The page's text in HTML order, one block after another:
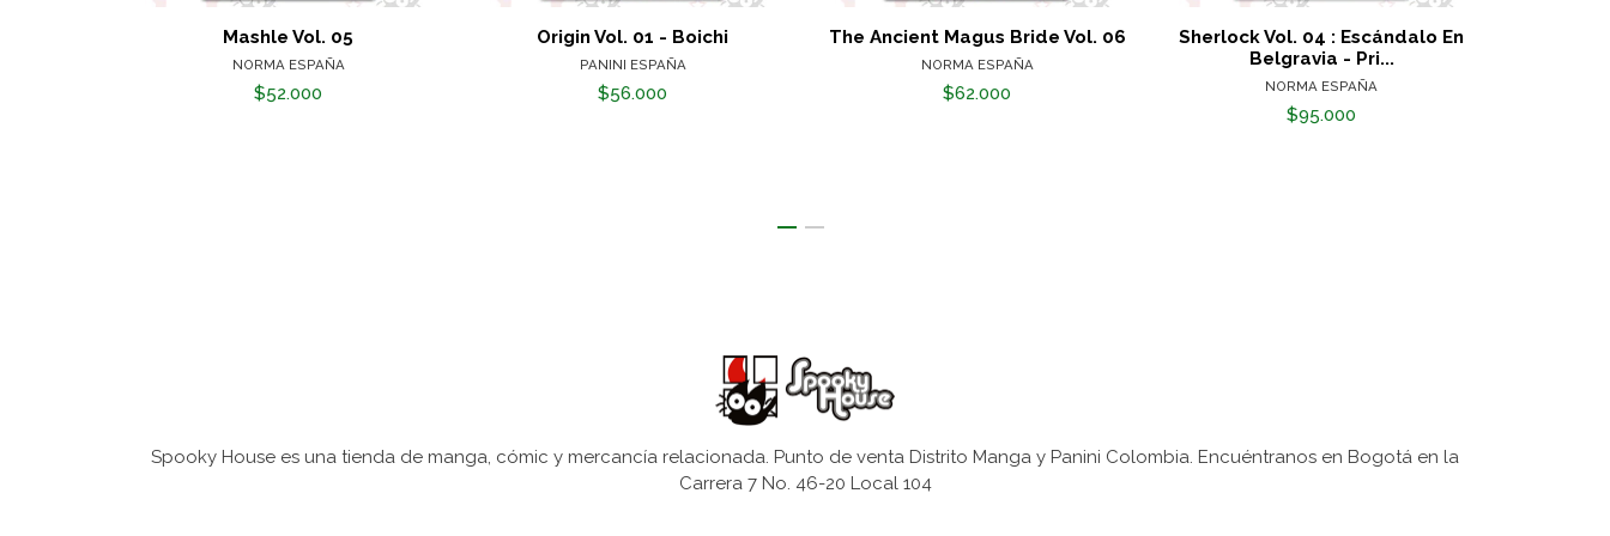
Mashle Vol. 05
NORMA ESPAÑA
$52.000
Origin Vol. 01 - Boichi
PANINI ESPAÑA
$56.000
The Ancient Magus Bride Vol. 06
NORMA ESPAÑA
$62.000
Sherlock Vol. 04 : Escándalo En
Belgravia - Pri...
NORMA ESPAÑA
$95.000
Spooky House es una tienda de manga, cómic y mercancía relacionada. Punto de venta Distrito Manga y Panini Colombia. Encuéntranos en Bogotá en la
Carrera 7 No. 46-20 Local 104